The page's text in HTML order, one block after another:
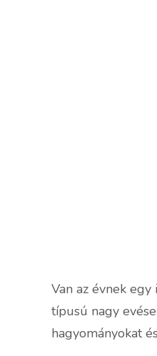
Van az évnek
típusú nagy
hagyományokat